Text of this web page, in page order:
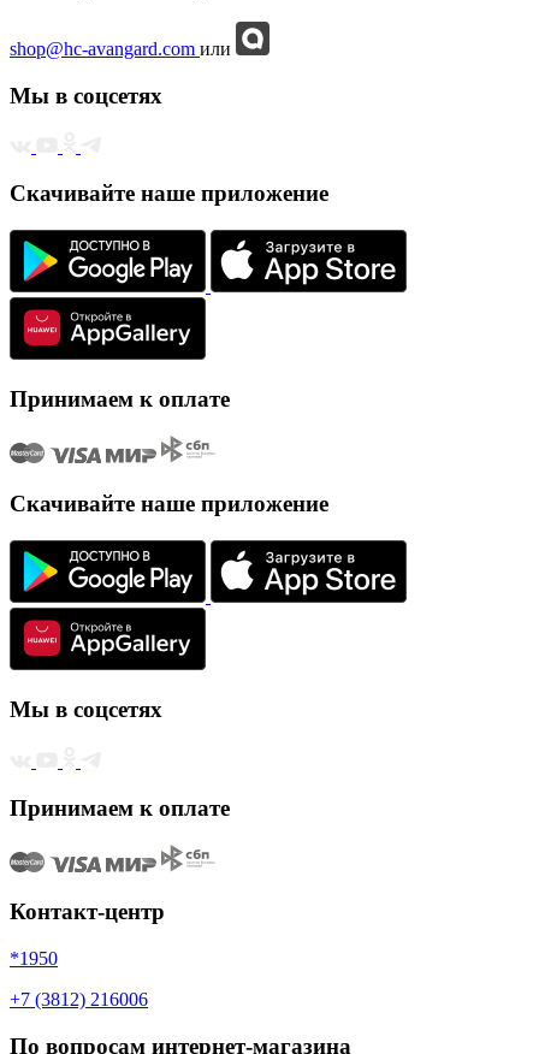
shop@hc-avangard.com или
Мы в соцсетях
Скачивайте наше приложение
Принимаем к оплате
Скачивайте наше приложение
Мы в соцсетях
Принимаем к оплате
Контакт-центр
*1950
+7 (3812) 216006
По вопросам интернет-магазина